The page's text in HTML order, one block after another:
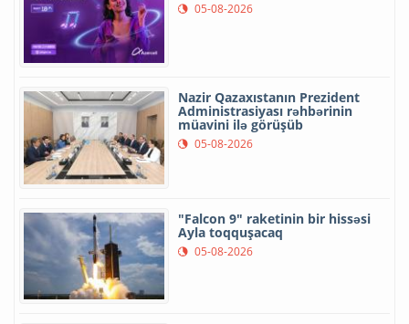
05-08-2026
Nazir Qazaxıstanın Prezident
Administrasiyası rəhbərinin
müavini ilə görüşüb
05-08-2026
"Falcon 9" raketinin bir hissəsi
Ayla toqquşacaq
05-08-2026